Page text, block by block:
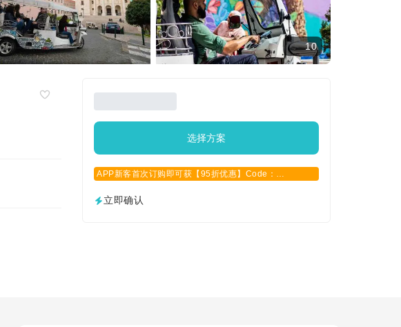
10
选择方案
APP新客首次订购即可获【95折优惠】Code：
立即确认